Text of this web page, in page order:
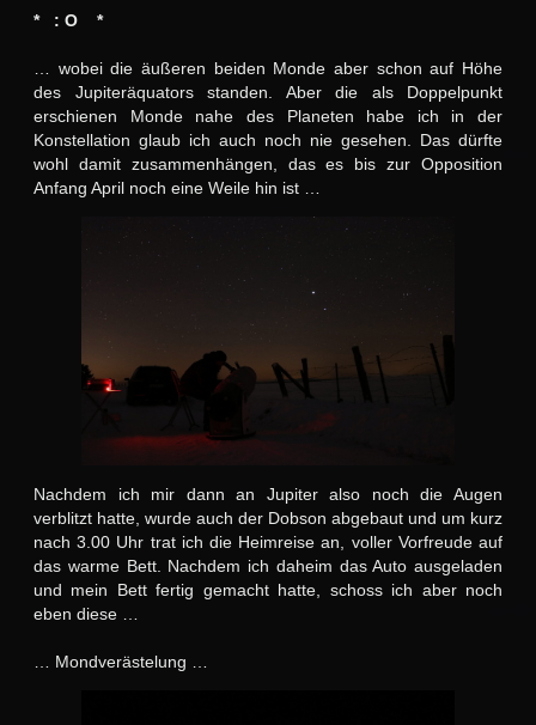
* : O *
… wobei die äußeren beiden Monde aber schon auf Höhe
des Jupiteräquators standen. Aber die als Doppelpunkt
erschienen Monde nahe des Planeten habe ich in der
Konstellation glaub ich auch noch nie gesehen. Das dürfte
wohl damit zusammenhängen, das es bis zur Opposition
Anfang April noch eine Weile hin ist …
Nachdem ich mir dann an Jupiter also noch die Augen
verblitzt hatte, wurde auch der Dobson abgebaut und um kurz
nach 3.00 Uhr trat ich die Heimreise an, voller Vorfreude auf
das warme Bett. Nachdem ich daheim das Auto ausgeladen
und mein Bett fertig gemacht hatte, schoss ich aber noch
eben diese …
… Mondverästelung …